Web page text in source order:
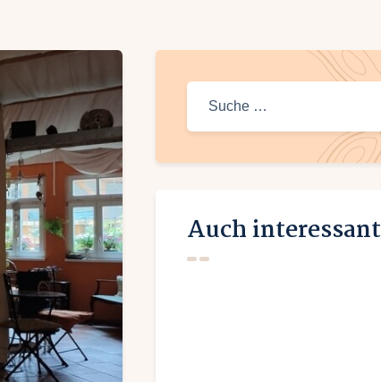
Auch interessant